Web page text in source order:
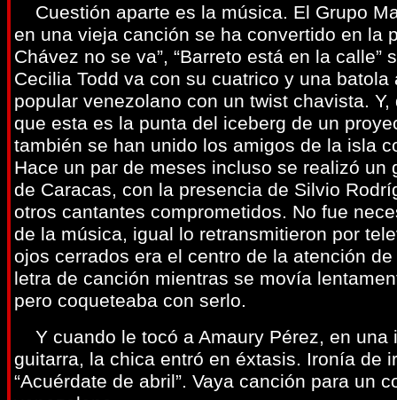
Cuestión aparte es la música. El Grupo
en una vieja canción se ha convertido en la
Chávez no se va”, “Barreto está en la calle”
Cecilia Todd va con su cuatrico y una
popular venezolano con un twist chavista.
que esta es la punta del iceberg de un
también se han unido los amigos de la isla
Hace un par de meses incluso se realizó
de Caracas, con la presencia de Silvio
otros cantantes comprometidos. No fue
de la música, igual lo retransmitieron por
ojos cerrados era el centro de la atención
letra de canción mientras se movía
pero coqueteaba con serlo.
Y cuando le tocó a Amaury Pérez, en una
guitarra, la chica entró en éxtasis. Ironía de
“Acuérdate de abril”. Vaya canción para un